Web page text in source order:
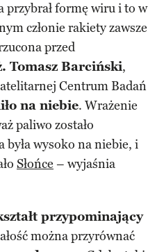
przybrał formę wiru i to w
członie rakiety zawsze
przed
Tomasz Barciński,
Centrum Badań
na niebie. Wrażenie
paliwo zostało
była wysoko na niebie, i
Słońce – wyjaśnia
przypominający
można przyrównać